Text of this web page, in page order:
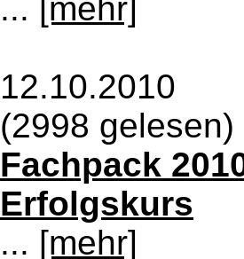
... [mehr]
12.10.2010
(2998 gelesen)
Fachpack
Erfolgskurs
... [mehr]